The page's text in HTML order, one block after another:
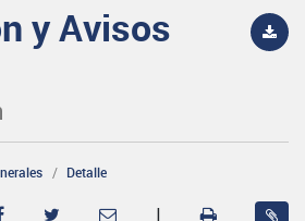
y Avisos
Detalle
|